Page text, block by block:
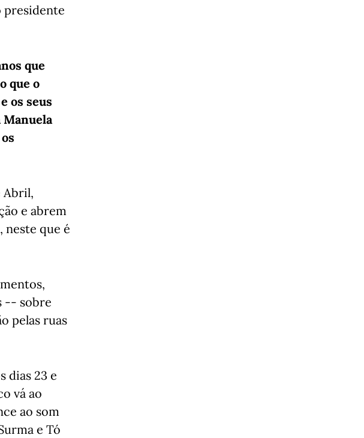
presidente
que
que o
os seus
Manuela
Abril,
e abrem
neste que é
-- sobre
pelas ruas
dias 23 e
vá ao
ao som
e Tó